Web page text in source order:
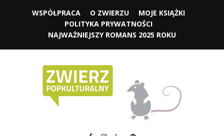
WSPÓŁPRACA O ZWIERZU
MOJE KSIĄŻKI
POLITYKA PRYWATNOŚCI
NAJWAŻNIEJSZY ROMANS 2025 ROKU